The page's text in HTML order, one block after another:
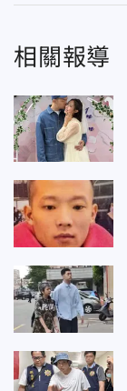
相關報導